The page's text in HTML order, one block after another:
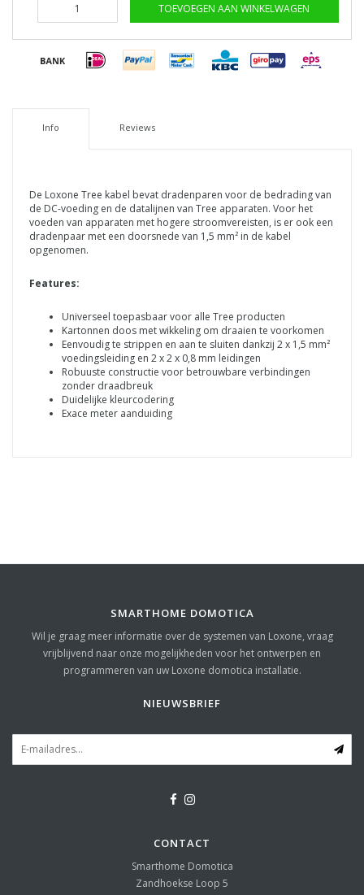
TOEVOEGEN AAN WINKELWAGEN
Info Reviews
De Loxone Tree kabel bevat dradenparen voor de bedrading van
de DC-voeding en de datalijnen van Tree apparaten. Voor het
voeden van apparaten met hogere stroomvereisten, is er ook een
dradenpaar met een doorsnede van 1,5 mm² in de kabel
opgenomen.
Features:
Universeel toepasbaar voor alle Tree producten
Kartonnen doos met wikkeling om draaien te voorkomen
Eenvoudig te strippen en aan te sluiten dankzij 2 x 1,5 mm²
voedingsleiding en 2 x 2 x 0,8 mm leidingen
Robuuste constructie voor betrouwbare verbindingen
zonder draadbreuk
Duidelijke kleurcodering
Exace meter aanduiding
SMARTHOME DOMOTICA
Wil je graag meer informatie over de systemen van Loxone, vraag
vrijblijvend naar onze mogelijkheden voor het ontwerpen en
programmeren van uw Loxone domotica installatie.
NIEUWSBRIEF
CONTACT
Smarthome Domotica
Zandhoekse Loop 5